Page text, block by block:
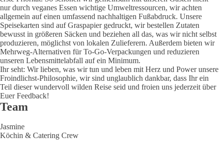
nur durch veganes Essen wichtige Umweltressourcen, wir achten
allgemein auf einen umfassend nachhaltigen Fußabdruck. Unsere
Speisekarten sind auf Graspapier gedruckt, wir bestellen Zutaten
bewusst in größeren Säcken und beziehen all das, was wir nicht selbst
produzieren, möglichst von lokalen Zulieferern. Außerdem bieten wir
Mehrweg-Alternativen für To-Go-Verpackungen und reduzieren
unseren Lebensmittelabfall auf ein Minimum.
Ihr seht: Wir lieben, was wir tun und leben mit Herz und Power unsere
Froindlichst-Philosophie, wir sind unglaublich dankbar, dass Ihr ein
Teil dieser wundervoll wilden Reise seid und froien uns jederzeit über
Euer Feedback!
Team
Jasmine
Köchin & Catering Crew